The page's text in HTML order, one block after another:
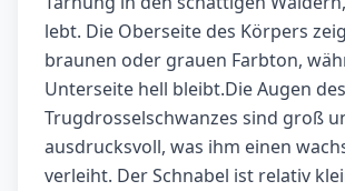
lebt. Die Oberseite des Körpers
braunen oder grauen Farbton,
Unterseite hell bleibt.Die Augen
Trugdrosselschwanzes sind groß
ausdrucksvoll, was ihm einen
verleiht. Der Schnabel ist relativ